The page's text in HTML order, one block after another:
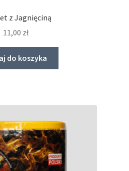
z Jagnięciną
11,00 zł
do koszyka